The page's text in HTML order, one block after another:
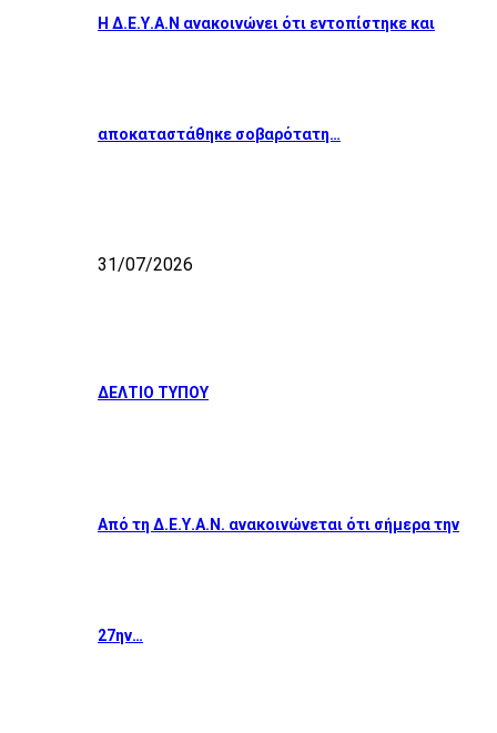
Η Δ.Ε.Υ.Α.Ν ανακοινώνει ότι εντοπίστηκε και
αποκαταστάθηκε σοβαρότατη…
31/07/2026
ΔΕΛΤΙΟ ΤΥΠΟΥ
Από τη Δ.Ε.Υ.Α.Ν. ανακοινώνεται ότι σήμερα την
27ην…